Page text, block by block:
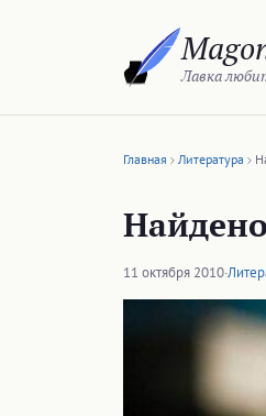
Лавка
Главная Литература
11 октября 2010·